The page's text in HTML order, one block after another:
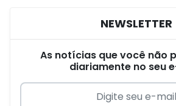
NEWSLETTER
As notícias que você não
diariamente no seu